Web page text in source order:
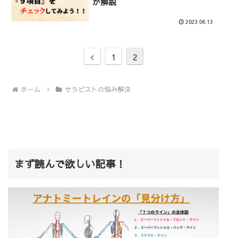
2023.06.13
前
1 2
ホーム セラピストの悩み解決
まず読んで欲しい記事！